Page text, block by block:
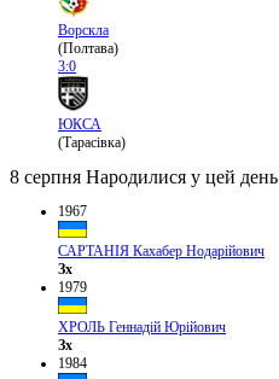
Ворскла
(Полтава)
3:0
ЮКСА
(Тарасівка)
8 серпня Народилися у цей день
1967
САРТАНІЯ Кахабер Нодарійович
Зх
1979
ХРОЛЬ Геннадій Юрійович
Зх
1984